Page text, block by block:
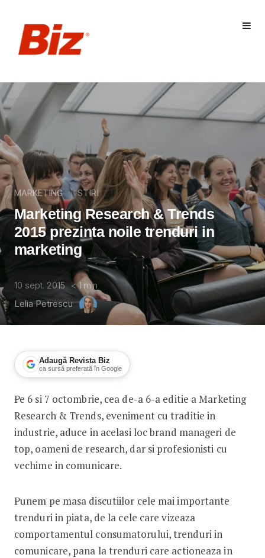
MARKETING STIRI
Marketing Research & Trends
2015 prezinta noile trenduri in
marketing
10 sept. 2015 < 1 min
Lelia Petrescu
Adaugă Revista Biz
ca sursă preferată în Google
Marketing Research & Trends 2015
Pe 6 si 7 octombrie, cea de-a 6-a editie a Marketing
Research & Trends, eveniment cu traditie in
industrie, aduce in acelasi loc brand manageri de
top, oameni de research, dar si profesionisti cu
vechime in comunicare.
Punem pe masa discutiilor cele mai importante
trenduri in piata, de la cele care vizeaza
comportamentul consumatorului, trenduri in
comunicare, pana la trenduri care actioneaza in